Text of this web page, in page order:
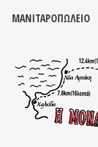
ΜΑΝΙΤΑΡΟΠΩΛΕΙΟ